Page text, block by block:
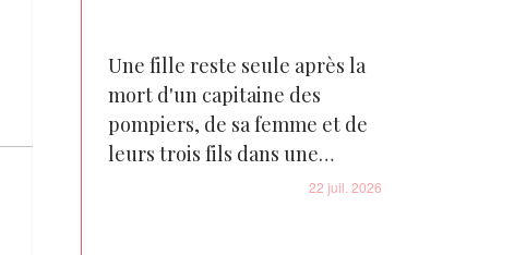
Une fille reste seule après la
mort d'un capitaine des
pompiers, de sa femme et de
leurs trois fils dans une
tragédie familiale déchirante
22 juil. 2026